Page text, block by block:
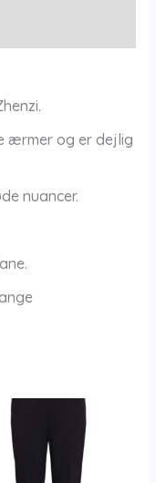
ærmer og er dejlig
nuancer.